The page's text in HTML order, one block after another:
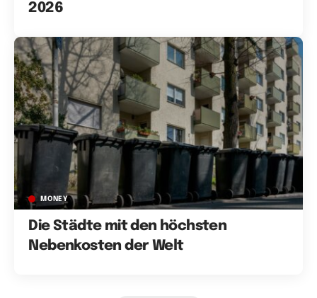
2026
MONEY
Die Städte mit den höchsten
Nebenkosten der Welt